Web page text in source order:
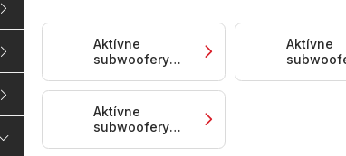
Aktívne
subwoofery
mm
Aktívne
Aktívne
subwoofery